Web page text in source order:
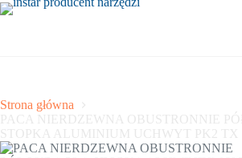
Przejdź
Strona główna